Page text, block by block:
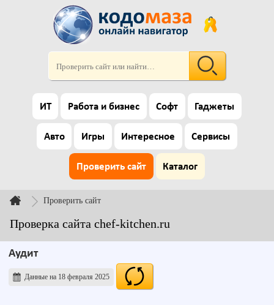
ИТ Работа и бизнес Софт Гаджеты
Авто Игры Интересное Сервисы
Проверить сайт Каталог
Проверить сайт
Проверка сайта chef-kitchen.ru
Аудит
Данные на 18 февраля 2025